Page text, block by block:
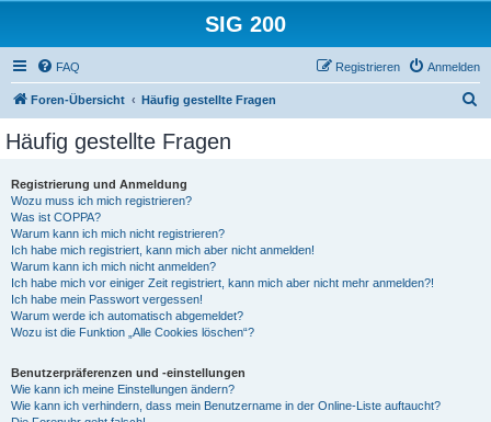
SIG 200
FAQ Anmelden
Registrieren
Foren-Übersicht Häufig gestellte Fragen
Häufig gestellte Fragen
Registrierung und Anmeldung
Wozu muss ich mich registrieren?
Was ist COPPA?
Warum kann ich mich nicht registrieren?
Ich habe mich registriert, kann mich aber nicht anmelden!
Warum kann ich mich nicht anmelden?
Ich habe mich vor einiger Zeit registriert, kann mich aber nicht mehr anmelden?!
Ich habe mein Passwort vergessen!
Warum werde ich automatisch abgemeldet?
Wozu ist die Funktion „Alle Cookies löschen“?
Benutzerpräferenzen und -einstellungen
Wie kann ich meine Einstellungen ändern?
Wie kann ich verhindern, dass mein Benutzername in der Online-Liste auftaucht?